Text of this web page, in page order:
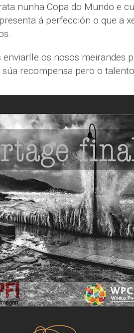
nunha Copa do Mundo e
á perfección o que a
enviarlle os nosos meirandes
recompensa pero o